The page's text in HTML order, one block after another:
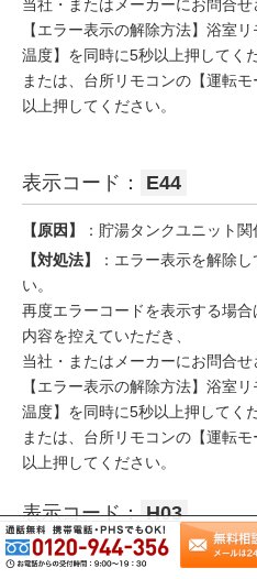
当社・またはメーカーにお問合せ
【エラー表示の解除方法】浴室
温度】を同時に5秒以上押してく
または、台所リモコンの【運転
以上押してください。
表示コード： E44
【原因】
：貯湯タンクユニット
【対処法】
：エラー表示を解除
い。
再度エラーコードを表示する場
内容を控えていただき、
当社・またはメーカーにお問合せ
【エラー表示の解除方法】浴室
温度】を同時に5秒以上押してく
または、台所リモコンの【運転
以上押してください。
表示コード： H03
【原因】：ヒートポンプユニット